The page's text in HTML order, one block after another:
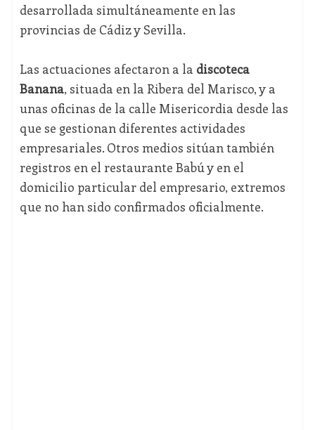
desarrollada simultáneamente en las
provincias de Cádiz y Sevilla.
Las actuaciones afectaron a la discoteca
Banana, situada en la Ribera del Marisco, y a
unas oficinas de la calle Misericordia desde las
que se gestionan diferentes actividades
empresariales. Otros medios sitúan también
registros en el restaurante Babú y en el
domicilio particular del empresario, extremos
que no han sido confirmados oficialmente.